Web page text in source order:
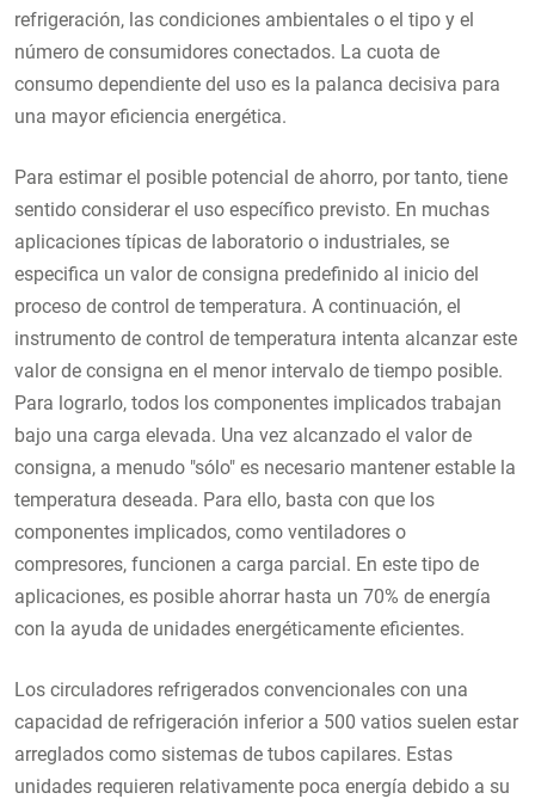
refrigeración, las condiciones ambientales o el tipo y el
número de consumidores conectados. La cuota de
consumo dependiente del uso es la palanca decisiva para
una mayor eficiencia energética.
Para estimar el posible potencial de ahorro, por tanto, tiene
sentido considerar el uso específico previsto. En muchas
aplicaciones típicas de laboratorio o industriales, se
especifica un valor de consigna predefinido al inicio del
proceso de control de temperatura. A continuación, el
instrumento de control de temperatura intenta alcanzar este
valor de consigna en el menor intervalo de tiempo posible.
Para lograrlo, todos los componentes implicados trabajan
bajo una carga elevada. Una vez alcanzado el valor de
consigna, a menudo "sólo" es necesario mantener estable la
temperatura deseada. Para ello, basta con que los
componentes implicados, como ventiladores o
compresores, funcionen a carga parcial. En este tipo de
aplicaciones, es posible ahorrar hasta un 70% de energía
con la ayuda de unidades energéticamente eficientes.
Los circuladores refrigerados convencionales con una
capacidad de refrigeración inferior a 500 vatios suelen estar
arreglados como sistemas de tubos capilares. Estas
unidades requieren relativamente poca energía debido a su